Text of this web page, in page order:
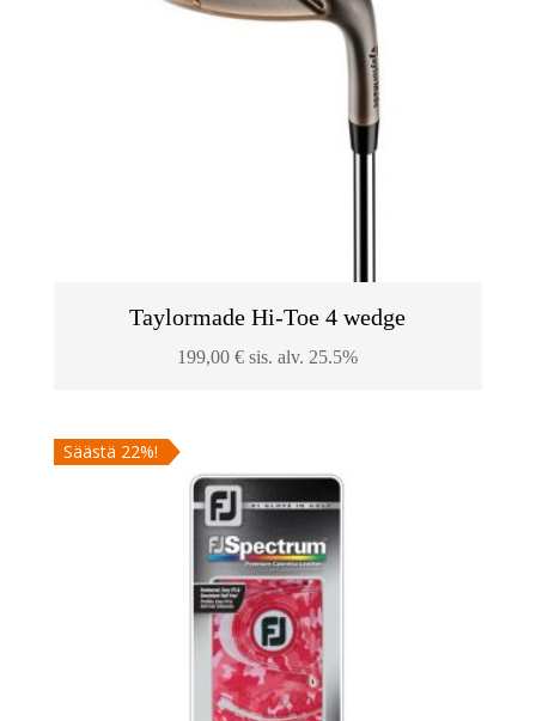
Taylormade Hi-Toe 4 wedge
199,00€ sis. alv. 25.5%
Säästä 22%!